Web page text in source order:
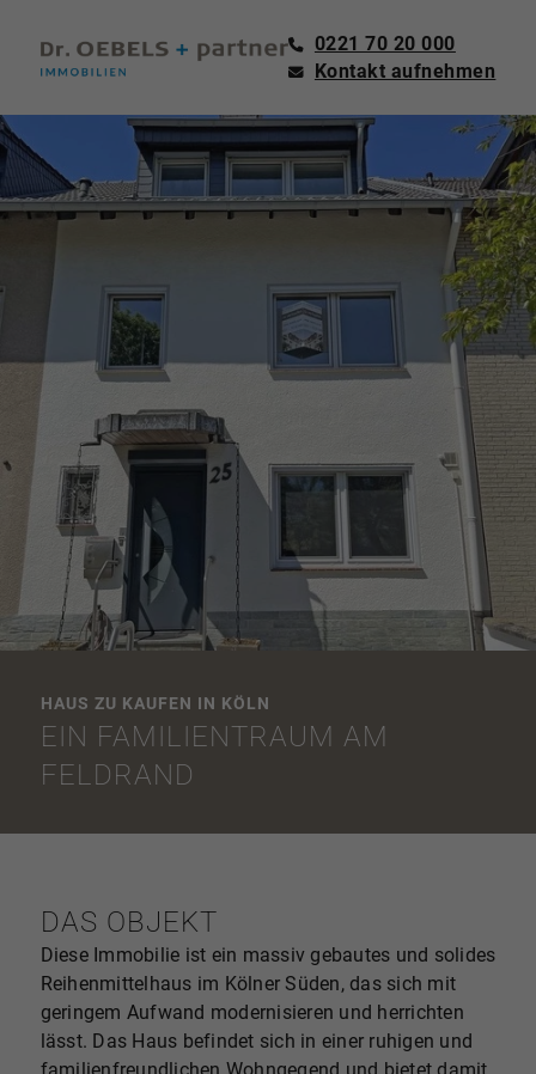
0221 70 20 000
Kontakt aufnehmen
HAUS ZU KAUFEN IN KÖLN
EIN FAMILIENTRAUM AM
FELDRAND
DAS OBJEKT
Diese Immobilie ist ein massiv gebautes und solides
Reihenmittelhaus im Kölner Süden, das sich mit
geringem Aufwand modernisieren und herrichten
lässt. Das Haus befindet sich in einer ruhigen und